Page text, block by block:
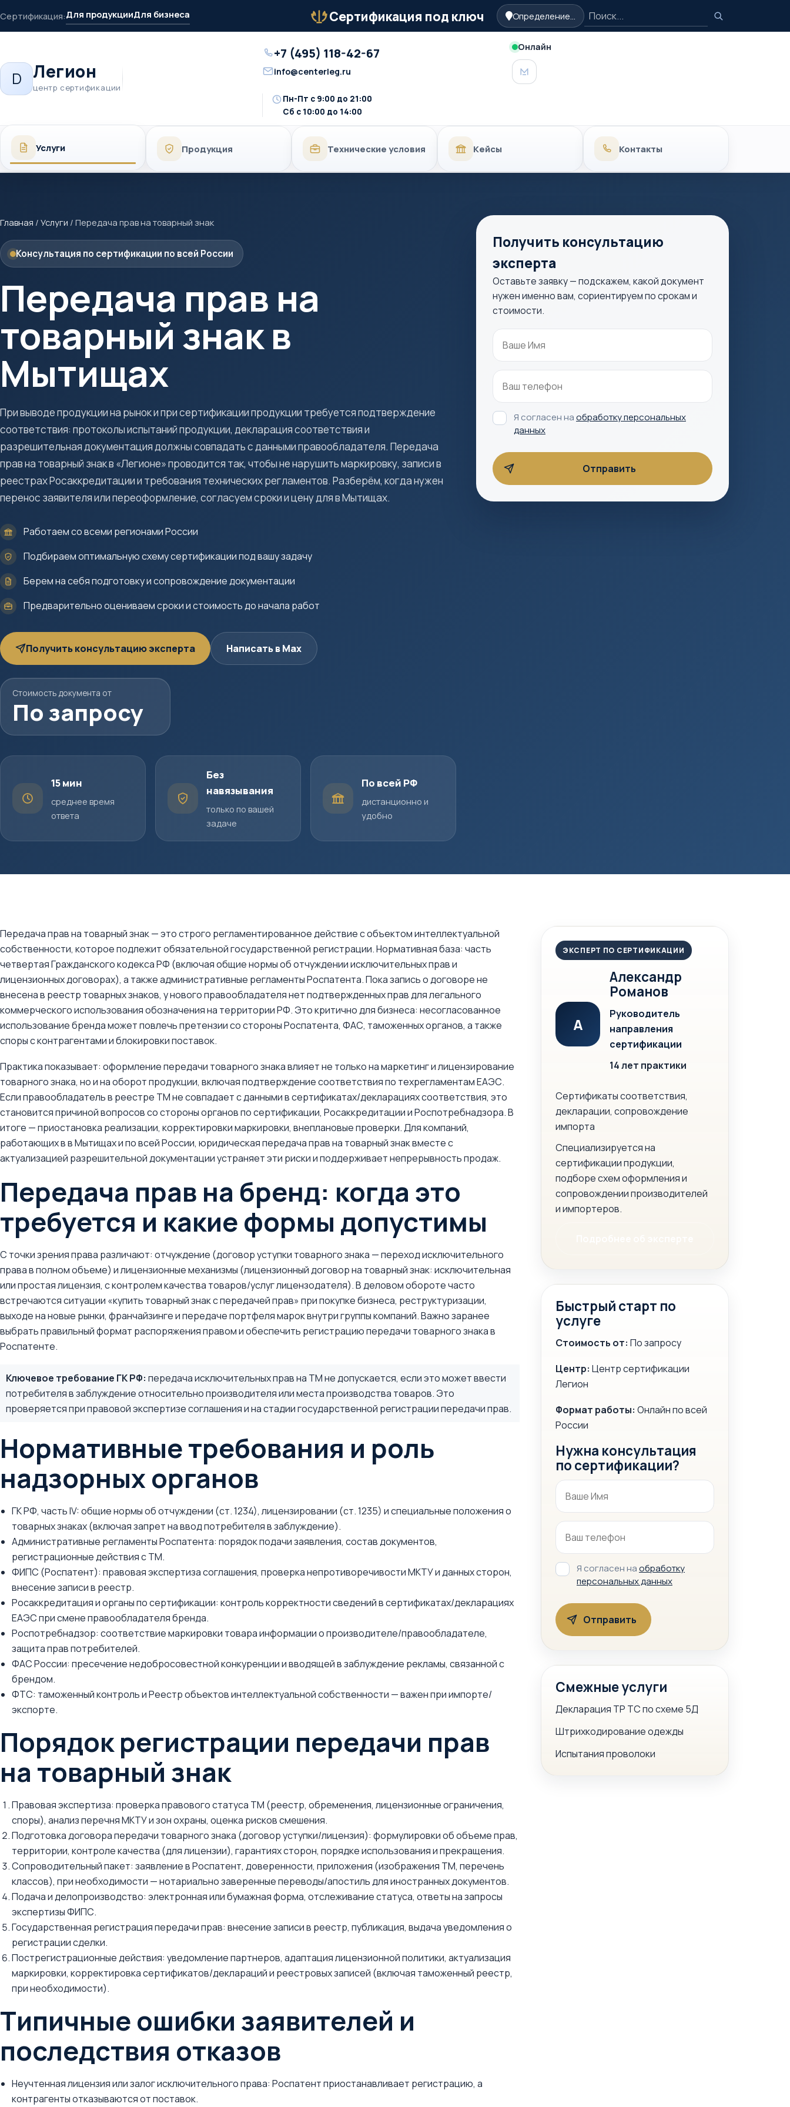
Сертификация:Для продукцииДля бизнеса
Бейдж
Сертификация под ключ Определение... Поиск
Поиск
D Легион
центр сертификации
Телефон
+7 (495) 118-42-67
Email
info@centerleg.ru
Онлайн
MAX
Время
работы
Пн-Пт с 9:00 до 21:00
Сб с 10:00 до 14:00
Услуги Продукция Технические условия Кейсы Контакты
Главная / Услуги / Передача прав на товарный знак
Консультация по сертификации по всей России
Передача прав на
товарный знак в
Мытищах
При выводе продукции на рынок и при сертификации продукции требуется подтверждение
соответствия: протоколы испытаний продукции, декларация соответствия и
разрешительная документация должны совпадать с данными правообладателя. Передача
прав на товарный знак в «Легионе» проводится так, чтобы не нарушить маркировку, записи в
реестрах Росаккредитации и требования технических регламентов. Разберём, когда нужен
перенос заявителя или переоформление, согласуем сроки и цену для в Мытищах.
Работаем со всеми регионами России
Подбираем оптимальную схему сертификации под вашу задачу
Берем на себя подготовку и сопровождение документации
Предварительно оцениваем сроки и стоимость до начала работ
Получить консультацию эксперта Написать в Max
Стоимость документа от
По запросу
15 мин
среднее время
ответа
Без
навязывания
только по вашей
задаче
По всей РФ
дистанционно и
удобно
Получить консультацию
эксперта
Оставьте заявку — подскажем, какой документ
нужен именно вам, сориентируем по срокам и
стоимости.
Я согласен наобработку персональных
данных
Передача прав на товарный знак — это строго регламентированное действие с объектом интеллектуальной
собственности, которое подлежит обязательной государственной регистрации. Нормативная база: часть
четвертая Гражданского кодекса РФ (включая общие нормы об отчуждении исключительных прав и
лицензионных договорах), а также административные регламенты Роспатента. Пока запись о договоре не
внесена в реестр товарных знаков, у нового правообладателя нет подтвержденных прав для легального
коммерческого использования обозначения на территории РФ. Это критично для бизнеса: несогласованное
использование бренда может повлечь претензии со стороны Роспатента, ФАС, таможенных органов, а также
споры с контрагентами и блокировки поставок.
Практика показывает: оформление передачи товарного знака влияет не только на маркетинг и лицензирование
товарного знака, но и на оборот продукции, включая подтверждение соответствия по техрегламентам ЕАЭС.
Если правообладатель в реестре ТМ не совпадает с данными в сертификатах/декларациях соответствия, это
становится причиной вопросов со стороны органов по сертификации, Росаккредитации и Роспотребнадзора. В
итоге — приостановка реализации, корректировки маркировки, внеплановые проверки. Для компаний,
работающих в в Мытищах и по всей России, юридическая передача прав на товарный знак вместе с
актуализацией разрешительной документации устраняет эти риски и поддерживает непрерывность продаж.
Передача прав на бренд: когда это
требуется и какие формы допустимы
С точки зрения права различают: отчуждение (договор уступки товарного знака — переход исключительного
права в полном объеме) и лицензионные механизмы (лицензионный договор на товарный знак: исключительная
или простая лицензия, с контролем качества товаров/услуг лицензодателя). В деловом обороте часто
встречаются ситуации «купить товарный знак с передачей прав» при покупке бизнеса, реструктуризации,
выходе на новые рынки, франчайзинге и передаче портфеля марок внутри группы компаний. Важно заранее
выбрать правильный формат распоряжения правом и обеспечить регистрацию передачи товарного знака в
Роспатенте.
Ключевое требование ГК РФ: передача исключительных прав на ТМ не допускается, если это может ввести
потребителя в заблуждение относительно производителя или места производства товаров. Это
проверяется при правовой экспертизе соглашения и на стадии государственной регистрации передачи прав.
Нормативные требования и роль
надзорных органов
ГК РФ, часть IV: общие нормы об отчуждении (ст. 1234), лицензировании (ст. 1235) и специальные положения о
товарных знаках (включая запрет на ввод потребителя в заблуждение).
Административные регламенты Роспатента: порядок подачи заявления, состав документов,
регистрационные действия с ТМ.
ФИПС (Роспатент): правовая экспертиза соглашения, проверка непротиворечивости МКТУ и данных сторон,
внесение записи в реестр.
Росаккредитация и органы по сертификации: контроль корректности сведений в сертификатах/декларациях
ЕАЭС при смене правообладателя бренда.
Роспотребнадзор: соответствие маркировки товара информации о производителе/правообладателе,
защита прав потребителей.
ФАС России: пресечение недобросовестной конкуренции и вводящей в заблуждение рекламы, связанной с
брендом.
ФТС: таможенный контроль и Реестр объектов интеллектуальной собственности — важен при импорте/
экспорте.
Порядок регистрации передачи прав
на товарный знак
Правовая экспертиза: проверка правового статуса ТМ (реестр, обременения, лицензионные ограничения,
споры), анализ перечня МКТУ и зон охраны, оценка рисков смешения.
Подготовка договора передачи товарного знака (договор уступки/лицензия): формулировки об объеме прав,
территории, контроле качества (для лицензии), гарантиях сторон, порядке использования и прекращения.
Сопроводительный пакет: заявление в Роспатент, доверенности, приложения (изображения ТМ, перечень
классов), при необходимости — нотариально заверенные переводы/апостиль для иностранных документов.
Подача и делопроизводство: электронная или бумажная форма, отслеживание статуса, ответы на запросы
экспертизы ФИПС.
Государственная регистрация передачи прав: внесение записи в реестр, публикация, выдача уведомления о
регистрации сделки.
Пострегистрационные действия: уведомление партнеров, адаптация лицензионной политики, актуализация
маркировки, корректировка сертификатов/деклараций и реестровых записей (включая таможенный реестр,
при необходимости).
Типичные ошибки заявителей и
последствия отказов
Неучтенная лицензия или залог исключительного права: Роспатент приостанавливает регистрацию, а
контрагенты отказываются от поставок.
ЭКСПЕРТ ПО СЕРТИФИКАЦИИ
А
Александр
Романов
Руководитель
направления
сертификации
14 лет практики
Сертификаты соответствия,
декларации, сопровождение
импорта
Специализируется на
сертификации продукции,
подборе схем оформления и
сопровождении производителей
и импортеров.
Быстрый старт по
услуге
Стоимость от: По запросу
Центр: Центр сертификации
Легион
Формат работы: Онлайн по всей
России
Нужна консультация
по сертификации?
Я согласен наобработку
персональных данных
Смежные услуги
Декларация ТР ТС по схеме 5Д
Штрихкодирование одежды
Испытания проволоки